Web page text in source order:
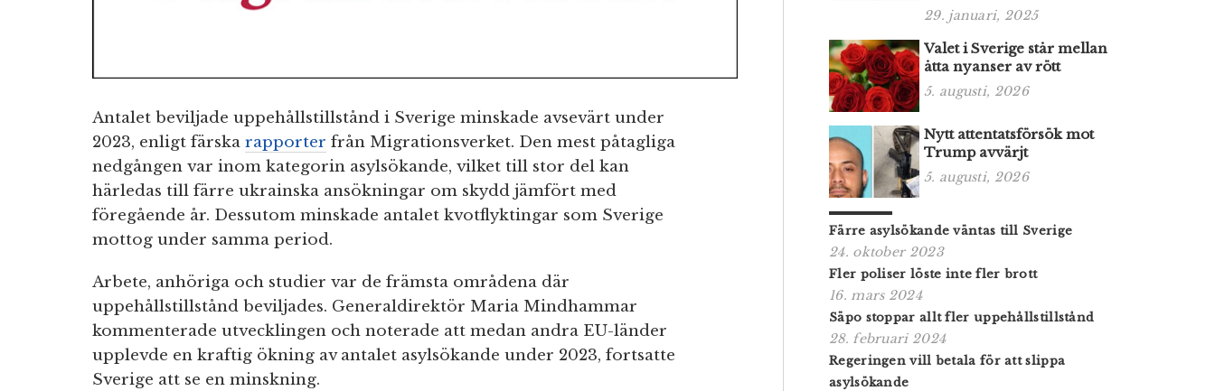
Antalet beviljade uppehållstillstånd i Sverige minskade avsevärt under
2023, enligt färska rapporter från Migrationsverket. Den mest påtagliga
nedgången var inom kategorin asylsökande, vilket till stor del kan
härledas till färre ukrainska ansökningar om skydd jämfört med
föregående år. Dessutom minskade antalet kvotflyktingar som Sverige
mottog under samma period.
Arbete, anhöriga och studier var de främsta områdena där
uppehållstillstånd beviljades. Generaldirektör Maria Mindhammar
kommenterade utvecklingen och noterade att medan andra EU-länder
upplevde en kraftig ökning av antalet asylsökande under 2023, fortsatte
Sverige att se en minskning.
29. januari, 2025
Valet i Sverige står mellan
åtta nyanser av rött
5. augusti, 2026
Nytt attentatsförsök mot
Trump avvärjt
5. augusti, 2026
Färre asyl­sö­kande väntas till Sverige
24. oktober 2023
Fler poliser löste inte fler brott
16. mars 2024
Säpo stoppar allt fler uppehållstillstånd
28. februari 2024
Regeringen vill betala för att slippa
asylsökande